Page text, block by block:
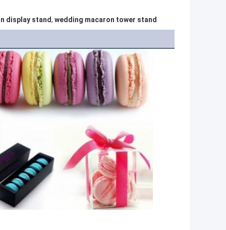
display stand, wedding macaron tower stand